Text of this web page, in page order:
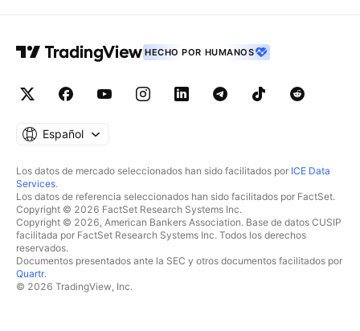
HECHO POR HUMANOS
Español
Los datos de mercado seleccionados han sido facilitados por ICE Data
Services.
Los datos de referencia seleccionados han sido facilitados por FactSet.
Copyright © 2026 FactSet Research Systems Inc.
Copyright © 2026, American Bankers Association. Base de datos CUSIP
facilitada por FactSet Research Systems Inc. Todos los derechos
reservados.
Documentos presentados ante la SEC y otros documentos facilitados por
Quartr.
© 2026 TradingView, Inc.